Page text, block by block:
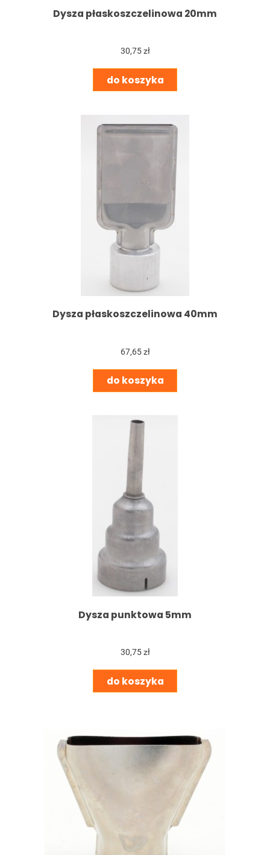
Dysza płaskoszczelinowa 20mm
30,75 zł
do koszyka
Dysza płaskoszczelinowa 40mm
67,65 zł
do koszyka
Dysza punktowa 5mm
30,75 zł
do koszyka